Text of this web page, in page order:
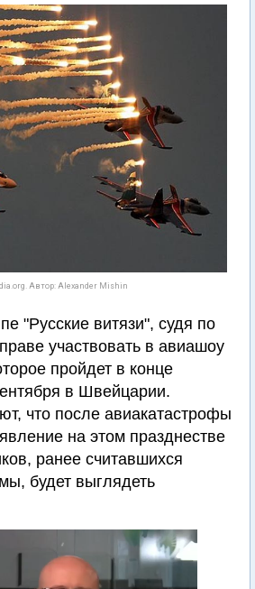
Автор: Alexander Mishin
"Русские витязи", судя по
участвовать в авиашоу
пройдет в конце
в Швейцарии.
что после авиакатастрофы
на этом празднестве
ранее считавшихся
будет выглядеть